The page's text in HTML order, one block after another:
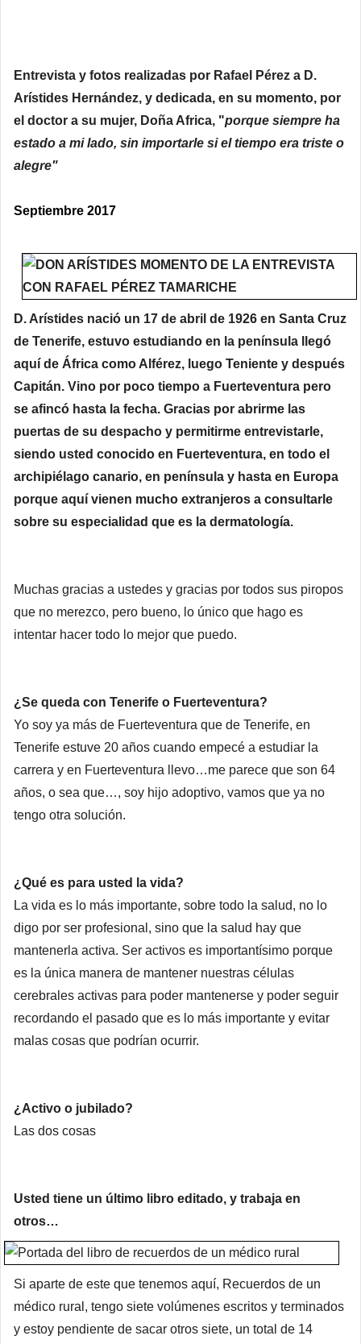
Entrevista y fotos realizadas por Rafael Pérez a D.
Arístides Hernández, y dedicada, en su momento, por
el doctor a su mujer, Doña Africa, "porque siempre ha
estado a mi lado, sin importarle si el tiempo era triste o
alegre"
Septiembre 2017
D. Arístides nació un 17 de abril de 1926 en Santa Cruz
de Tenerife, estuvo estudiando en la península llegó
aquí de África como Alférez, luego Teniente y después
Capitán. Vino por poco tiempo a Fuerteventura pero
se afincó hasta la fecha. Gracias por abrirme las
puertas de su despacho y permitirme entrevistarle,
siendo usted conocido en Fuerteventura, en todo el
archipiélago canario, en península y hasta en Europa
porque aquí vienen mucho extranjeros a consultarle
sobre su especialidad que es la dermatología.
Muchas gracias a ustedes y gracias por todos sus piropos
que no merezco, pero bueno, lo único que hago es
intentar hacer todo lo mejor que puedo.
¿Se queda con Tenerife o Fuerteventura?
Yo soy ya más de Fuerteventura que de Tenerife, en
Tenerife estuve 20 años cuando empecé a estudiar la
carrera y en Fuerteventura llevo…me parece que son 64
años, o sea que…, soy hijo adoptivo, vamos que ya no
tengo otra solución.
¿Qué es para usted la vida?
La vida es lo más importante, sobre todo la salud, no lo
digo por ser profesional, sino que la salud hay que
mantenerla activa. Ser activos es importantísimo porque
es la única manera de mantener nuestras células
cerebrales activas para poder mantenerse y poder seguir
recordando el pasado que es lo más importante y evitar
malas cosas que podrían ocurrir.
¿Activo o jubilado?
Las dos cosas
Usted tiene un último libro editado, y trabaja en
otros…
Si aparte de este que tenemos aquí, Recuerdos de un
médico rural, tengo siete volúmenes escritos y terminados
y estoy pendiente de sacar otros siete, un total de 14